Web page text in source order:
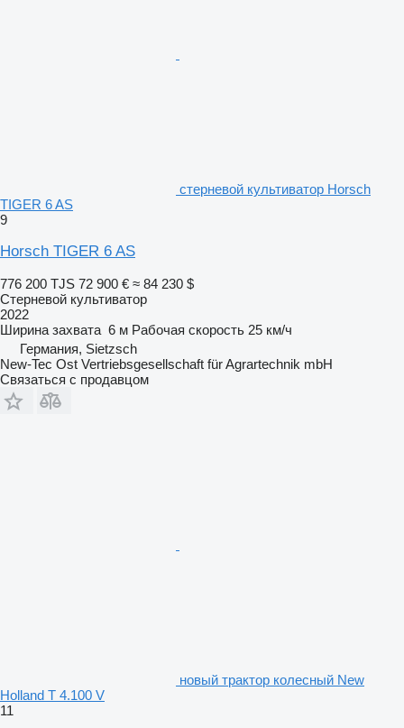
стерневой культиватор Horsch
TIGER 6 AS
9
Horsch TIGER 6 AS
776 200 TJS 72 900 € ≈ 84 230 $
Стерневой культиватор
2022
Ширина захвата 6 м Рабочая скорость 25 км/ч
Германия, Sietzsch
New-Tec Ost Vertriebsgesellschaft für Agrartechnik mbH
Связаться с продавцом
новый трактор колесный New
Holland T 4.100 V
11